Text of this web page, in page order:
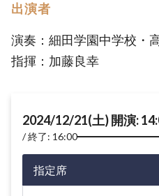
出演者
演奏：細田学園中学校・
指揮：加藤良幸
2024/12/21(土) 開演:
終了: 16:00
指定席